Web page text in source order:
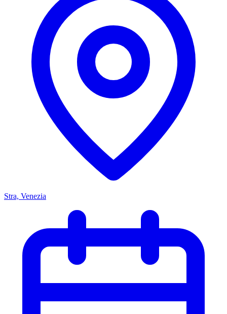
Stra, Venezia